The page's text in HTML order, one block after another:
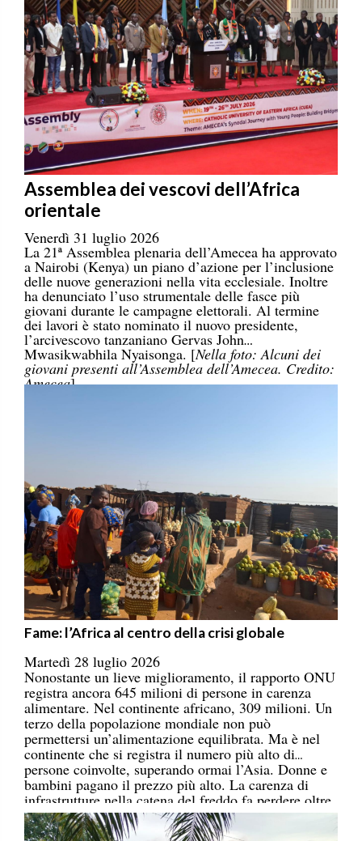
Assemblea dei vescovi dell’Africa
orientale
Venerdì 31 luglio 2026
La 21ª Assemblea plenaria dell’Amecea ha approvato
a Nairobi (Kenya) un piano d’azione per l’inclusione
delle nuove generazioni nella vita ecclesiale. Inoltre
ha denunciato l’uso strumentale delle fasce più
giovani durante le campagne elettorali. Al termine
dei lavori è stato nominato il nuovo presidente,
l’arcivescovo tanzaniano Gervas John
Mwasikwabhila Nyaisonga. [Nella foto: Alcuni dei
giovani presenti all’Assemblea dell’Amecea. Credito:
Amecea]
Fame: l’Africa al centro della crisi globale
Martedì 28 luglio 2026
Nonostante un lieve miglioramento, il rapporto ONU
registra ancora 645 milioni di persone in carenza
alimentare. Nel continente africano, 309 milioni. Un
terzo della popolazione mondiale non può
permettersi un’alimentazione equilibrata. Ma è nel
continente che si registra il numero più alto di
persone coinvolte, superando ormai l’Asia. Donne e
bambini pagano il prezzo più alto. La carenza di
infrastrutture nella catena del freddo fa perdere oltre
un terzo della produzione di frutta, verdura, pesce e
latticini.